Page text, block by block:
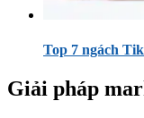
Top 7 ngách
Giải pháp